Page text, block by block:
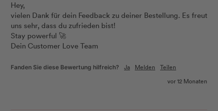
Hey,
vielen Dank für dein Feedback zu deiner Bestellung. Es freut
uns sehr, dass du zufrieden bist!
Stay powerful 🚀
Dein Customer Love Team
Fanden Sie diese Bewertung hilfreich? Ja Melden
Teilen
vor 12 Monaten